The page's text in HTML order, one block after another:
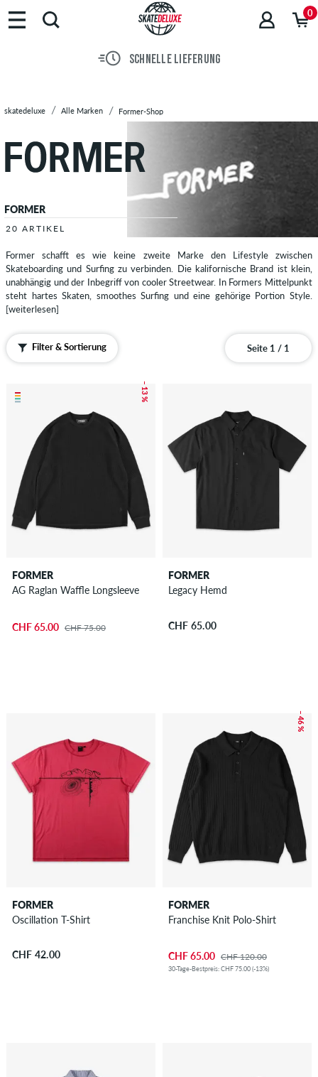
Marken
Skateboards
Sale
0
SCHNELLE LIEFERUNG
skatedeluxe Alle Marken Former-Shop
FORMER
20 ARTIKEL
Former schafft es wie keine zweite Marke den Lifestyle zwischen
Skateboarding und Surfing zu verbinden. Die kalifornische Brand ist klein,
unabhängig und der Inbegriff von cooler Streetwear. In Formers Mittelpunkt
steht hartes Skaten, smoothes Surfing und eine gehörige Portion Style.
[weiterlesen]
Filter & Sortierung Seite 1 / 1
– 13 %
FORMER
AG Raglan Waffle Longsleeve
CHF 65.00 CHF 75.00
FORMER
Legacy Hemd
CHF 65.00
FORMER
Oscillation T-Shirt
CHF 42.00
– 46 %
FORMER
Franchise Knit Polo-Shirt
CHF 65.00 CHF 120.00
30-Tage-Bestpreis: CHF 75.00 (-13%)